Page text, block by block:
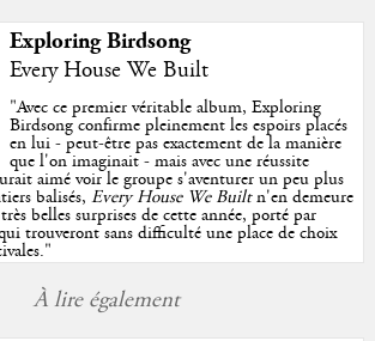
Exploring Birdsong
Every House We Built
"Avec ce premier véritable album, Exploring
Birdsong confirme pleinement les espoirs placés
en lui - peut-être pas exactement de la manière
que l'on imaginait - mais avec une réussite
aimé voir le groupe s'aventurer un peu plus
balisés,Every House We Builtn'en demeure
belles surprises de cette année, porté par
trouveront sans difficulté une place de choix
"
À lire également